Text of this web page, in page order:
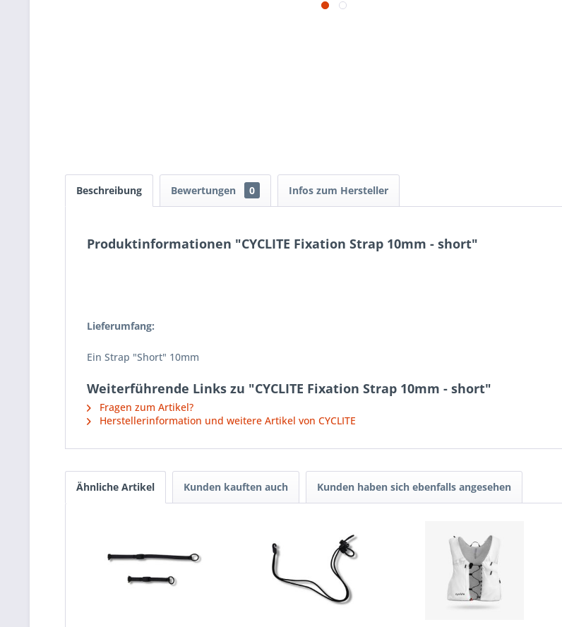
Beschreibung Bewertungen 0 Infos zum Hersteller
Produktinformationen "CYCLITE Fixation Strap 10mm - short"
Lieferumfang:
Ein Strap "Short" 10mm
Weiterführende Links zu "CYCLITE Fixation Strap 10mm - short"
Fragen zum Artikel?
Herstellerinformation und weitere Artikel von CYCLITE
Ähnliche Artikel Kunden kauften auch Kunden haben sich ebenfalls angesehen